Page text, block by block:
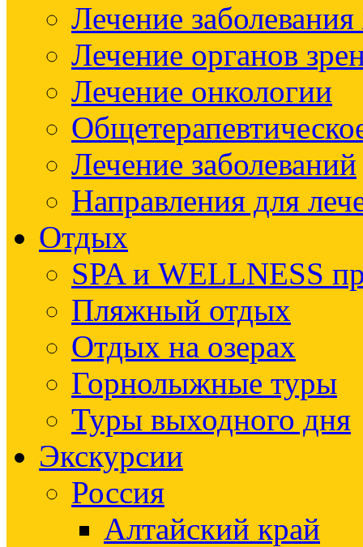
Лечение
Лечение органов
Лечение онкологии
Лечение заболеваний
Направления для
Отдых
SPA и WELLNESS
Пляжный отдых
Отдых на озерах
Горнолыжные туры
Туры выходного дня
Экскурсии
Россия
Алтайский край